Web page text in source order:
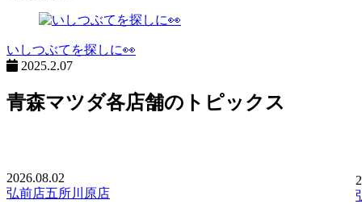
いしつぶてを探しに👀
2025.2.07
青森マツダ各店舗のトピックス
2026.08.02
弘前店五所川原店